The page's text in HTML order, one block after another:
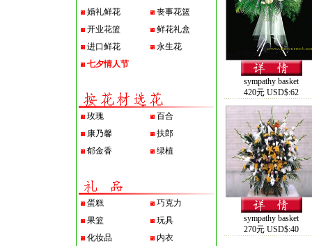
婚礼鲜花
丧事花篮
开业花篮
鲜花礼盒
进口鲜花
永生花
七夕情人节
玫瑰
百合
康乃馨
扶郎
郁金香
绿植
蛋糕
巧克力
果篮
玩具
化妆品
内衣
sympathy basket
420元 USD$:62
sympathy basket
270元 USD$:40